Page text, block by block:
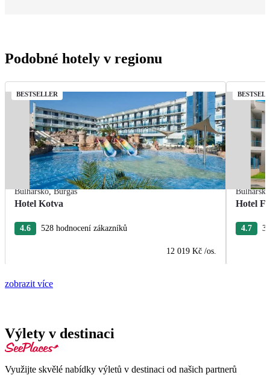
Podobné hotely v regionu
BESTSELLER
Bulharsko,Burgas
Hotel Kotva
4.6 528 hodnocení zákazníků
12 019 Kč /os.
Bulharsko
Hotel
4.7
zobrazit více
Výlety v destinaci
Využijte skvělé nabídky výletů v destinaci od našich partnerů